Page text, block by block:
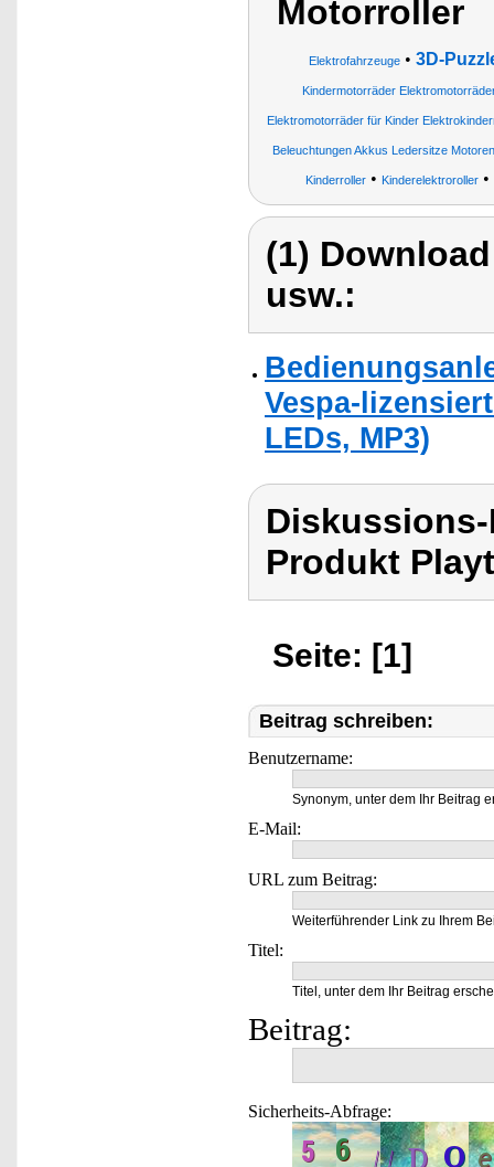
Motorroller
Elektrofahrzeuge• 3D-
Kindermotorräder
Elektromotorräder für Kinder
Beleuchtungen Akkus Ledersitze
Kinderroller• Kinderelektroroller•
(1)
usw.:
Vespa-
LEDs, MP3)
Produkt
Seite: [1]
Beitrag schreiben:
Benutzername:
Synonym, unter dem Ihr Beitrag
E-Mail:
URL zum Beitrag:
Weiterführender Link zu Ihrem
Titel:
Titel, unter dem Ihr Beitrag
Beitrag:
Sicherheits-Abfrage: